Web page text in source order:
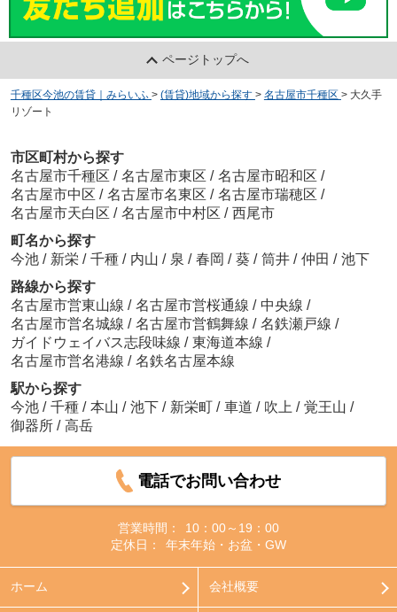
ページトップへ
千種区今池の賃貸｜みらいふ > (賃貸)地域から探す > 名古屋市千種区 > 大久手
リゾート
市区町村から探す
名古屋市千種区 / 名古屋市東区 / 名古屋市昭和区 /
名古屋市中区 / 名古屋市名東区 / 名古屋市瑞穂区 /
名古屋市天白区 / 名古屋市中村区 / 西尾市
町名から探す
今池 / 新栄 / 千種 / 内山 / 泉 / 春岡 / 葵 / 筒井 / 仲田 / 池下
路線から探す
名古屋市営東山線 / 名古屋市営桜通線 / 中央線 /
名古屋市営名城線 / 名古屋市営鶴舞線 / 名鉄瀬戸線 /
ガイドウェイバス志段味線 / 東海道本線 /
名古屋市営名港線 / 名鉄名古屋本線
駅から探す
今池 / 千種 / 本山 / 池下 / 新栄町 / 車道 / 吹上 / 覚王山 /
御器所 / 高岳
電話でお問い合わせ
営業時間：
10：00～19：00
定休日：
年末年始・お盆・GW
ホーム 会社概要